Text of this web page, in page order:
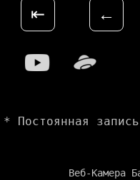
⇤ ←
* Постоянная
Веб-Камера